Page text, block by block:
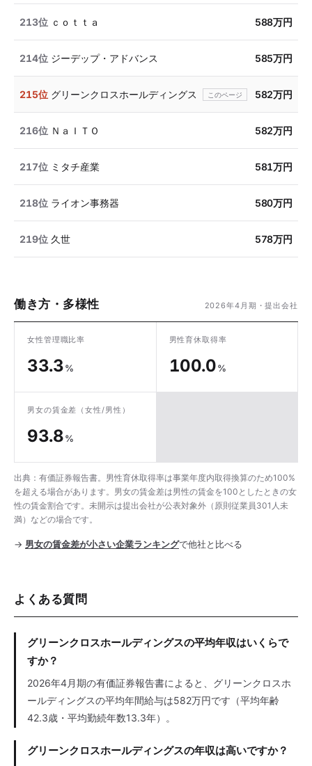
213位 ｃｏｔｔａ 588万円
214位 ジーデップ・アドバンス 585万円
215位 グリーンクロスホールディングス 582万円
216位 ＮａＩＴＯ 582万円
217位 ミタチ産業 581万円
218位 ライオン事務器 580万円
219位 久世 578万円
働き方・多様性 2026年4月期・提出会社
女性管理職比率
33.3%
男性育休取得率
100.0%
男女の賃金差 （女性/男性）
93.8%
出典：有価証券報告書。男性育休取得率は事業年度内取得換算のため100%
を超える場合があります。男女の賃金差は男性の賃金を100としたときの女
性の賃金割合です。未開示は提出会社が公表対象外（原則従業員301人未
満）などの場合です。
→ 男女の賃金差が小さい企業ランキングで他社と比べる
よくある質問
グリーンクロスホールディングスの平均年収はいくらで
すか？
2026年4月期の有価証券報告書によると、グリーンクロスホ
ールディングスの平均年間給与は582万円です（平均年齢
42.3歳・平均勤続年数13.3年）。
グリーンクロスホールディングスの年収は高いですか？